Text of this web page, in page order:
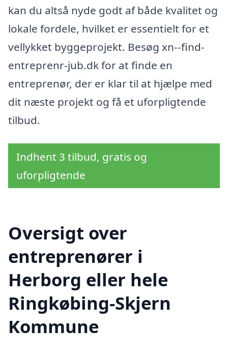
kan du altså nyde godt af både kvalitet og
lokale fordele, hvilket er essentielt for et
vellykket byggeprojekt. Besøg xn--find-
entreprenr-jub.dk for at finde en
entreprenør, der er klar til at hjælpe med
dit næste projekt og få et uforpligtende
tilbud.
Indhent 3 tilbud, gratis og
uforpligtende
Oversigt over
entreprenører i
Herborg eller hele
Ringkøbing-Skjern
Kommune